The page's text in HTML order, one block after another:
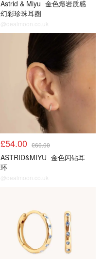
Astrid & Miyu 金色熔岩质感
幻彩珍珠耳圈
@dealmoon.co.uk
£54.00 £60.00
ASTRID&MIYU 金色闪钻耳
环
@dealmoon.co.uk